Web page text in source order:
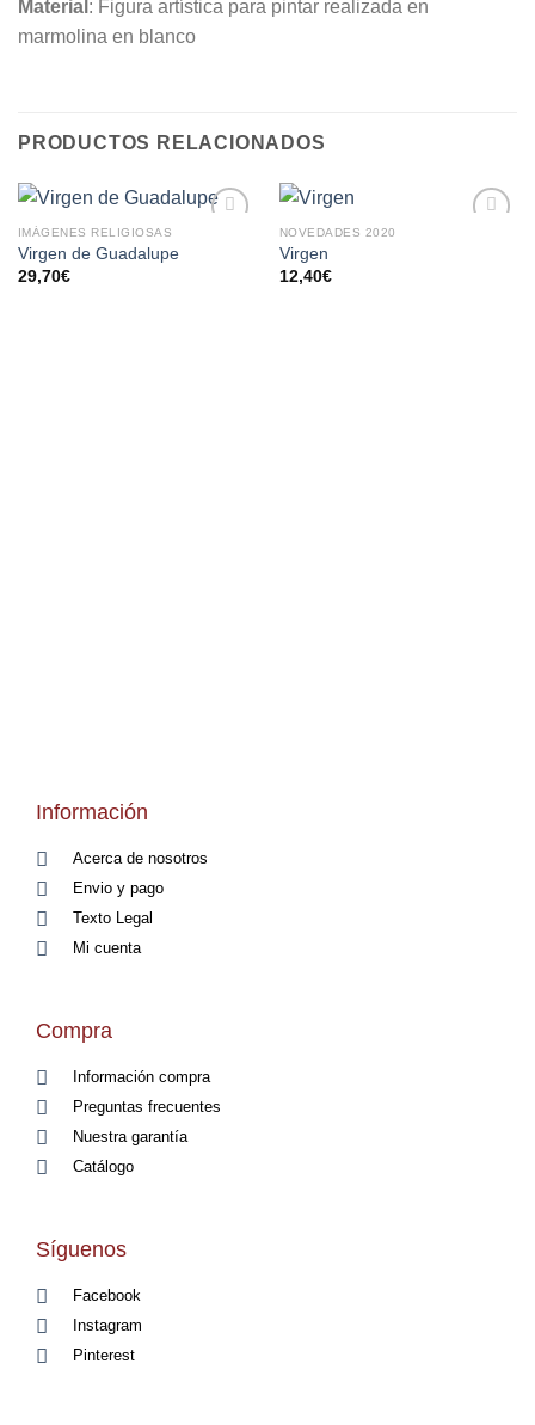
Material : Figura artística para pintar realizada en
marmolina en blanco
PRODUCTOS RELACIONADOS
IMÁGENES RELIGIOSAS
Virgen de Guadalupe
29,70€
NOVEDADES 2020
Virgen
12,40€
Información
Acerca de nosotros
Envio y pago
Texto Legal
Mi cuenta
Compra
Información compra
Preguntas frecuentes
Nuestra garantía
Catálogo
Síguenos
Facebook
Instagram
Pinterest